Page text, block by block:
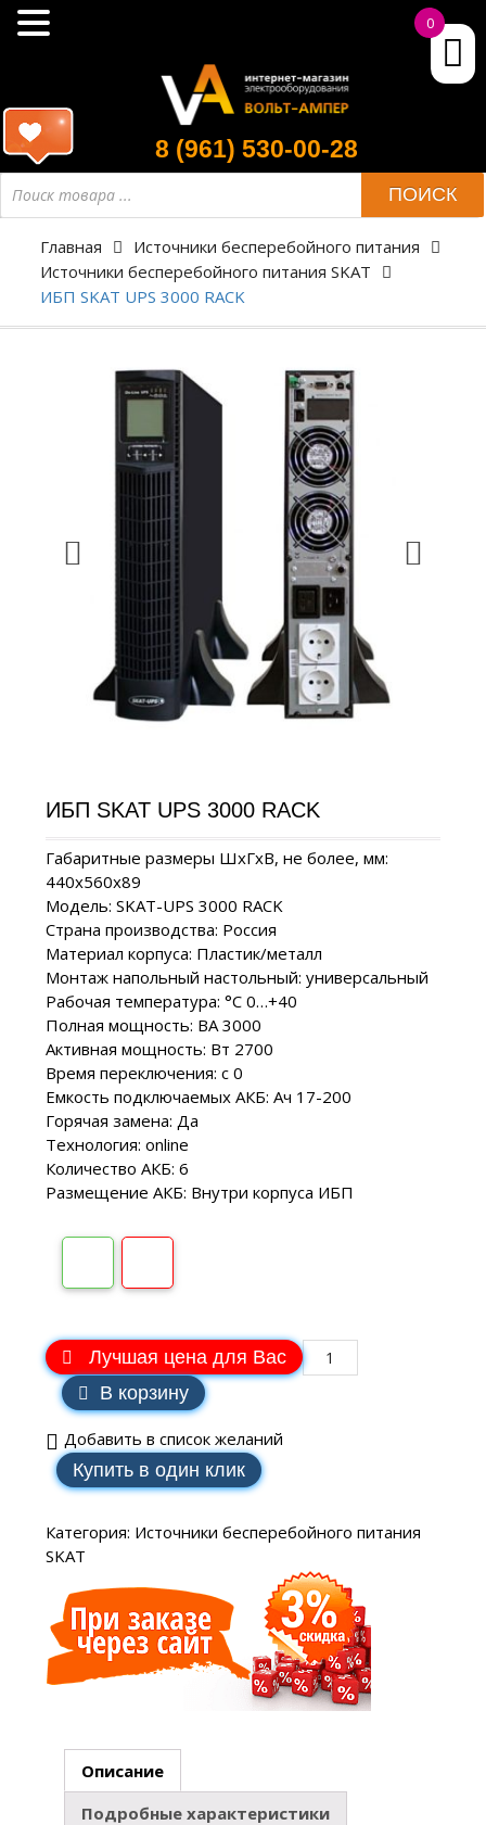
8 (961) 530-00-28
ПОИСК
Главная
Источники бесперебойного питания
Источники бесперебойного питания SKAT
ИБП SKAT UPS 3000 RACK
ИБП SKAT UPS 3000 RACK
Габаритные размеры ШхГхВ, не более, мм:
440х560х89
Модель: SKAT-UPS 3000 RACK
Страна производства: Россия
Материал корпуса: Пластик/металл
Монтаж напольный настольный: универсальный
Рабочая температура: °C 0…+40
Полная мощность: ВА 3000
Активная мощность: Вт 2700
Время переключения: с 0
Емкость подключаемых АКБ: Ач 17-200
Горячая замена: Да
Технология: online
Количество АКБ: 6
Размещение АКБ: Внутри корпуса ИБП
Лучшая цена для Вас
В корзину
Добавить в список желаний
Купить в один клик
Категория: Источники бесперебойного питания
SKAT
Описание
Подробные характеристики
0